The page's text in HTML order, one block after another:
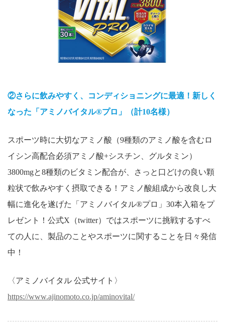
②さらに飲みやすく、コンディショニングに最適！新しく
なった「アミノバイタル®プロ」（計10名様）
スポーツ時に大切なアミノ酸（9種類のアミノ酸を含むロ
イシン高配合必須アミノ酸+シスチン、グルタミン）
3800mgと8種類のビタミン配合が、さっと口どけの良い顆
粒状で飲みやすく摂取できる！アミノ酸組成から改良し大
幅に進化を遂げた「アミノバイタル®プロ」30本入箱をプ
レゼント！公式X（twitter）ではスポーツに挑戦するすべ
ての人に、製品のことやスポーツに関することを日々発信
中！
〈アミノバイタル 公式サイト〉
https://www.ajinomoto.co.jp/aminovital/